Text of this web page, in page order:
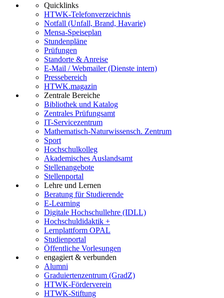
Quicklinks
HTWK-Telefonverzeichnis
Notfall (Unfall, Brand, Havarie)
Mensa-Speiseplan
Stundenpläne
Prüfungen
Standorte & Anreise
E-Mail / Webmailer (Dienste intern)
Pressebereich
HTWK.magazin
Zentrale Bereiche
Bibliothek und Katalog
Zentrales Prüfungsamt
IT-Servicezentrum
Mathematisch-Naturwissensch. Zentrum
Sport
Hochschulkolleg
Akademisches Auslandsamt
Stellenangebote
Stellenportal
Lehre und Lernen
Beratung für Studierende
E-Learning
Digitale Hochschullehre (IDLL)
Hochschuldidaktik +
Lernplattform OPAL
Studienportal
Öffentliche Vorlesungen
engagiert & verbunden
Alumni
Graduiertenzentrum (GradZ)
HTWK-Förderverein
HTWK-Stiftung